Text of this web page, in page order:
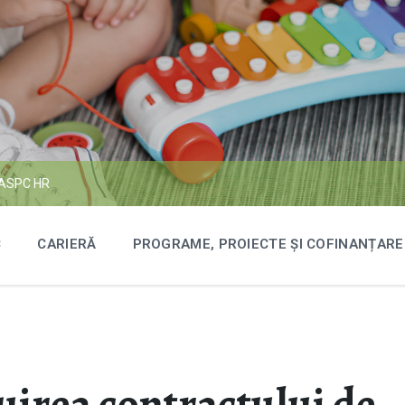
HR
CARIERĂ PROGRAME, PROIECTE ȘI COFINANȚARE